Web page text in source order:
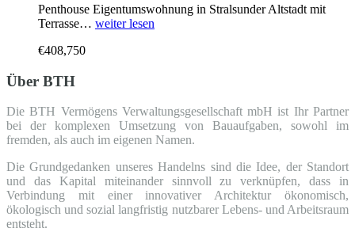
Penthouse Eigentumswohnung in Stralsunder Altstadt mit
Terrasse… weiter lesen
€408,750
Über BTH
Die BTH Vermögens Verwaltungsgesellschaft mbH ist Ihr Partner
bei der komplexen Umsetzung von Bauaufgaben, sowohl im
fremden, als auch im eigenen Namen.
Die Grundgedanken unseres Handelns sind die Idee, der Standort
und das Kapital miteinander sinnvoll zu verknüpfen, dass in
Verbindung mit einer innovativer Architektur ökonomisch,
ökologisch und sozial langfristig nutzbarer Lebens- und Arbeitsraum
entsteht.